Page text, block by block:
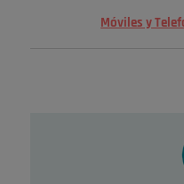
Móviles y